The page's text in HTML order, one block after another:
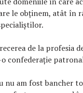
le obținem, atât în
de la profesia
confederație
nu am fost bancher